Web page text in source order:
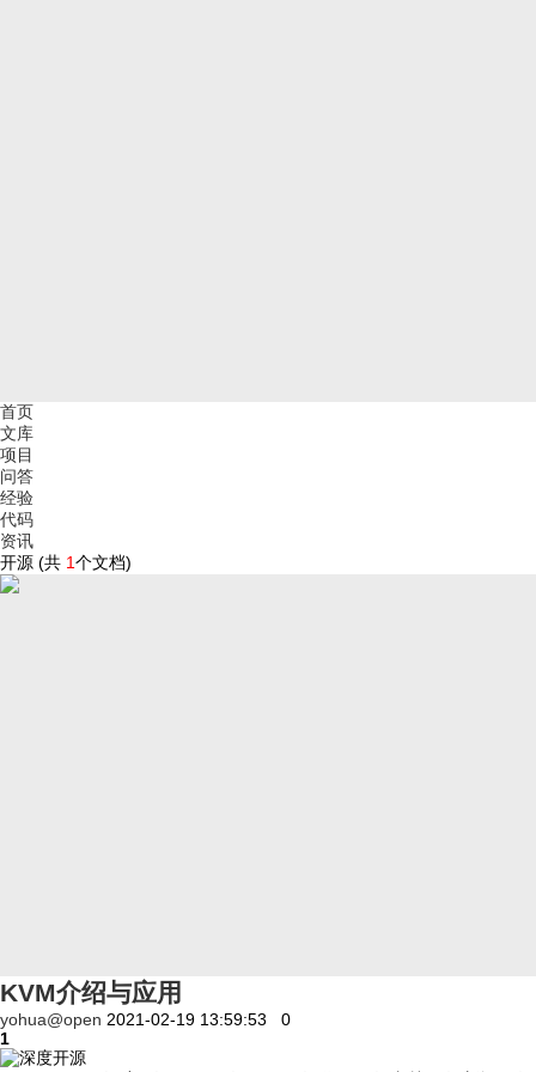
首页
文库
项目
问答
经验
代码
资讯
开源 (共 1个文档)
KVM介绍与应用
yohua@open 2021-02-19 13:59:53
0
1